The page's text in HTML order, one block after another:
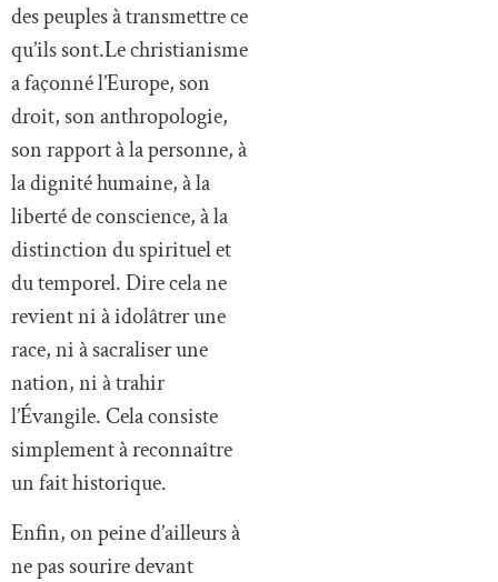
des peuples à transmettre ce
qu’ils sont.Le christianisme
a façonné l’Europe, son
droit, son anthropologie,
son rapport à la personne, à
la dignité humaine, à la
liberté de conscience, à la
distinction du spirituel et
du temporel. Dire cela ne
revient ni à idolâtrer une
race, ni à sacraliser une
nation, ni à trahir
l’Évangile. Cela consiste
simplement à reconnaître
un fait historique.
Enfin, on peine d’ailleurs à
ne pas sourire devant